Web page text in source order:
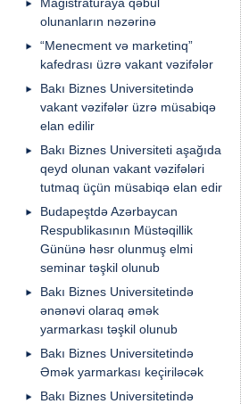
olunanların nəzərinə
“Menecment və marketinq”
kafedrası üzrə vakant vəzifələr
Bakı Biznes Universitetində
vakant vəzifələr üzrə müsabiqə
elan edilir
Bakı Biznes Universiteti aşağıda
qeyd olunan vakant vəzifələri
tutmaq üçün müsabiqə elan edir
Budapeştdə Azərbaycan
Respublikasının Müstəqillik
Gününə həsr olunmuş elmi
seminar təşkil olunub
Bakı Biznes Universitetində
ənənəvi olaraq əmək
yarmarkası təşkil olunub
Bakı Biznes Universitetində
Əmək yarmarkası keçiriləcək
Bakı Biznes Universitetində